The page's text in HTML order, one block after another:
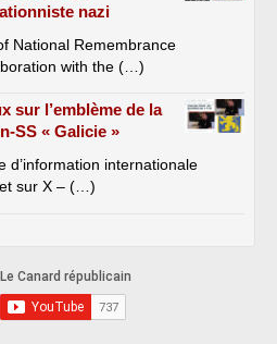
nazi
National Remembrance
with the (…)
sur l’emblème de la
SS « Galicie »
d’information internationale
sur X – (…)